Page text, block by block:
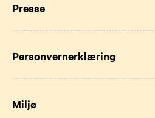
Presse
Personvernerklæring
Miljø